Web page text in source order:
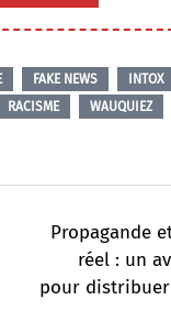
FAKE NEWS INTOX
RACISME WAUQUIEZ
Propagande
réel : un
pour